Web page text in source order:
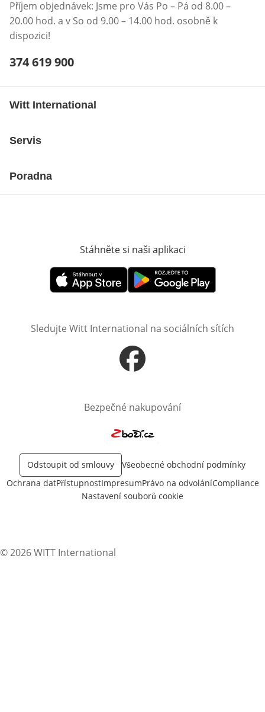
Příjem objednávek: Jsme pro Vás Po – Pá od 8.00 –
20.00 hod. a v So od 9.00 – 14.00 hod. osobně k
dispozici!
Telefonní číslo:
374 619 900
Witt International
Servis
Poradna
Stáhněte si naši aplikaci
Otevře v novém okněOtevře v novém okně
Sledujte Witt International na sociálních sítích
Otevře v novém okně
Bezpečné nakupování
Odstoupit od smlouvy
Všeobecné obchodní podmínky
Ochrana datPřístupnostImpresumPrávo na odvoláníCompliance
Nastavení souborů cookie
© 2026 WITT International